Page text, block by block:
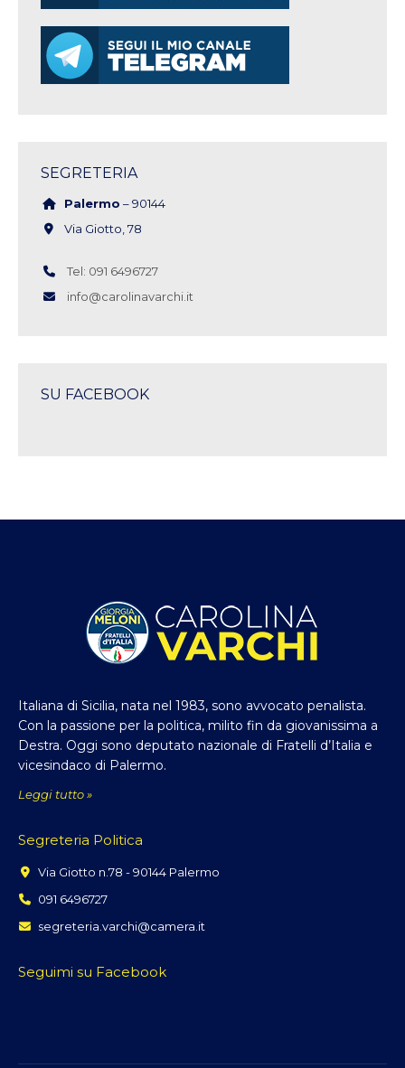
SEGRETERIA
Palermo – 90144
Via Giotto, 78
Tel: 091 6496727
info@carolinavarchi.it
SU FACEBOOK
Italiana di Sicilia, nata nel 1983, sono avvocato penalista.
Con la passione per la politica, milito fin da giovanissima a
Destra. Oggi sono deputato nazionale di Fratelli d’Italia e
vicesindaco di Palermo.
Leggi tutto »
Segreteria Politica
Via Giotto n.78 - 90144 Palermo
091 6496727
segreteria.varchi@camera.it
Seguimi su Facebook